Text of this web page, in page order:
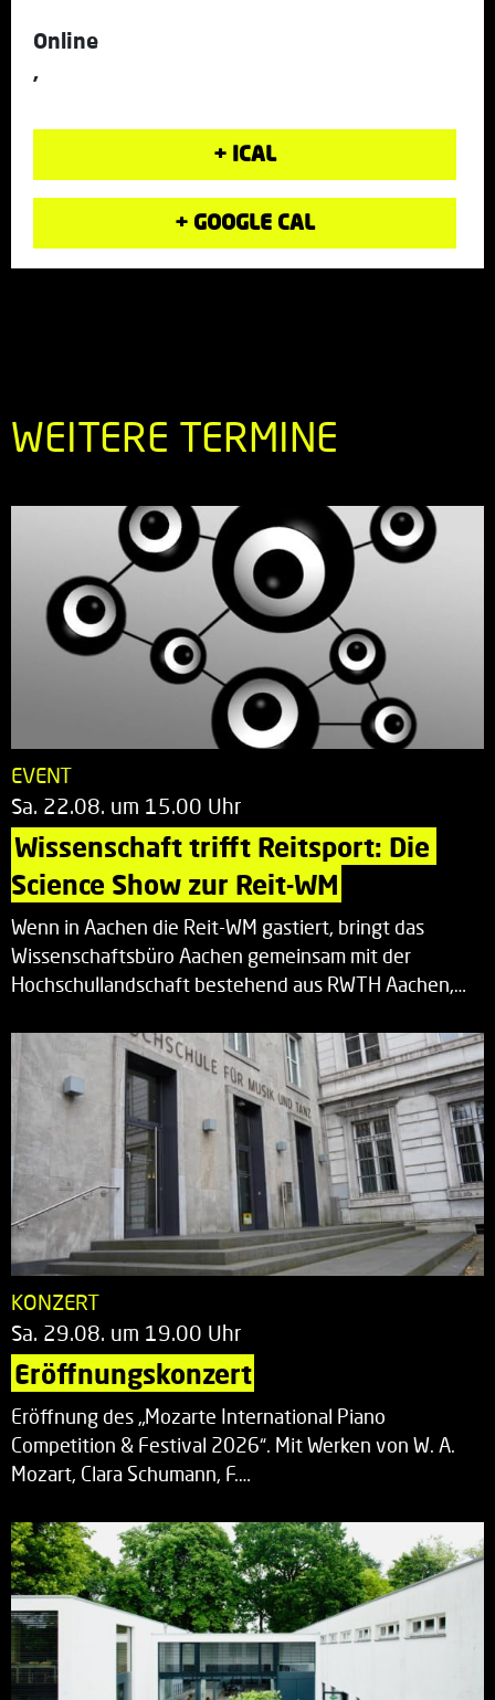
Online
,
+ ICAL
+ GOOGLE CAL
WEITERE TERMINE
EVENT
Sa. 22.08. um 15.00 Uhr
Wissenschaft trifft Reitsport: Die
Science Show zur Reit-WM
Wenn in Aachen die Reit-WM gastiert, bringt das
Wissenschaftsbüro Aachen gemeinsam mit der
Hochschullandschaft bestehend aus RWTH Aachen,…
KONZERT
Sa. 29.08. um 19.00 Uhr
Eröffnungskonzert
Eröffnung des „Mozarte International Piano
Competition & Festival 2026“. Mit Werken von W. A.
Mozart, Clara Schumann, F.…